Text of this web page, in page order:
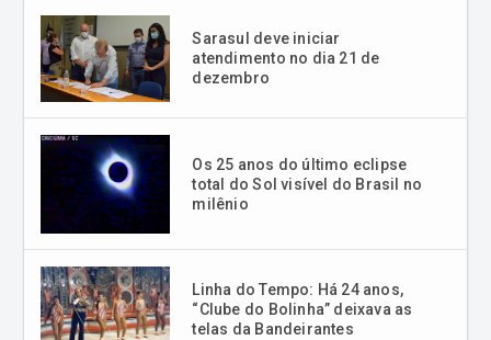
Sarasul deve iniciar
atendimento no dia 21 de
dezembro
Os 25 anos do último eclipse
total do Sol visível do Brasil no
milênio
Linha do Tempo: Há 24 anos,
“Clube do Bolinha” deixava as
telas da Bandeirantes